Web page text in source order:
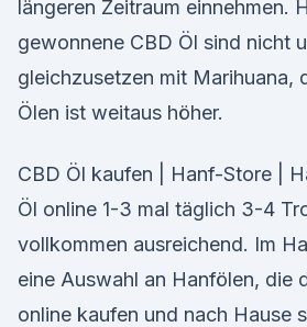
längeren Zeitraum einnehmen.
gewonnene CBD Öl sind nicht
gleichzusetzen mit Marihuana,
Ölen ist weitaus höher.
CBD Öl kaufen | Hanf-Store |
Öl online 1-3 mal täglich 3-4
vollkommen ausreichend. Im
eine Auswahl an Hanfölen, die
online kaufen und nach Hause